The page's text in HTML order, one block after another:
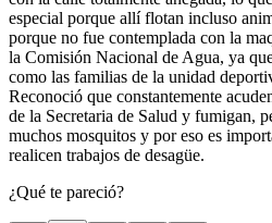
especial porque allí flotan incluso
porque no fue contemplada con la
la Comisión Nacional de Agua, ya
como las familias de la unidad
Reconoció que constantemente
de la Secretaria de Salud y fumigan,
muchos mosquitos y por eso es
realicen trabajos de desagüe.
¿Qué te pareció?